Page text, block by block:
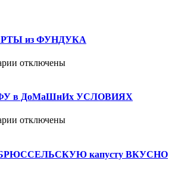
из ФУНДУКА
к
ДЕСЕРТЫ
из
отключены
в ДоМаШнИх УСЛОВИЯХ
к
сыр
отключены
БРЮССЕЛЬСКУЮ капусту ВКУСНО